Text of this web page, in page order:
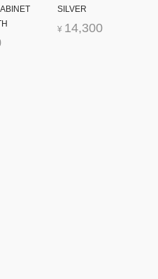
SILVER
¥ 14,300